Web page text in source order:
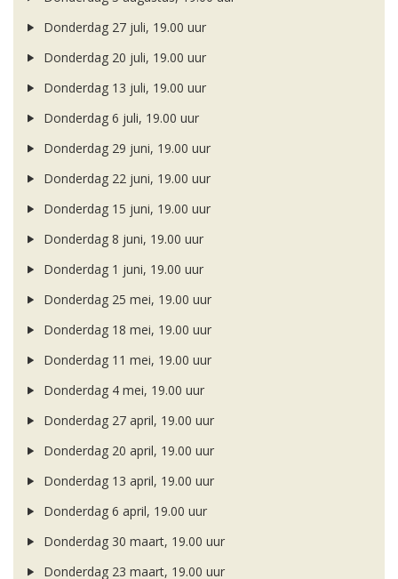
Donderdag 27 juli, 19.00 uur
Donderdag 20 juli, 19.00 uur
Donderdag 13 juli, 19.00 uur
Donderdag 6 juli, 19.00 uur
Donderdag 29 juni, 19.00 uur
Donderdag 22 juni, 19.00 uur
Donderdag 15 juni, 19.00 uur
Donderdag 8 juni, 19.00 uur
Donderdag 1 juni, 19.00 uur
Donderdag 25 mei, 19.00 uur
Donderdag 18 mei, 19.00 uur
Donderdag 11 mei, 19.00 uur
Donderdag 4 mei, 19.00 uur
Donderdag 27 april, 19.00 uur
Donderdag 20 april, 19.00 uur
Donderdag 13 april, 19.00 uur
Donderdag 6 april, 19.00 uur
Donderdag 30 maart, 19.00 uur
Donderdag 23 maart, 19.00 uur